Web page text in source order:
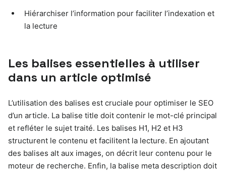
Hiérarchiser l’information pour faciliter l’indexation et
la lecture
Les balises essentielles à utiliser
dans un article optimisé
L’utilisation des balises est cruciale pour optimiser le SEO
d’un article. La balise title doit contenir le mot-clé principal
et refléter le sujet traité. Les balises H1, H2 et H3
structurent le contenu et facilitent la lecture. En ajoutant
des balises alt aux images, on décrit leur contenu pour le
moteur de recherche. Enfin, la balise meta description doit